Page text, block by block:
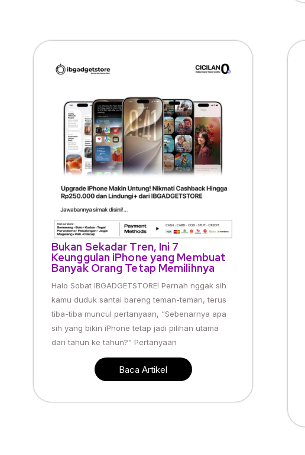
Bukan Sekadar Tren, Ini 7
Keunggulan iPhone yang Membuat
Banyak Orang Tetap Memilihnya
Halo Sobat IBGADGETSTORE! Pernah nggak sih
kamu duduk santai bareng teman-teman, terus
tiba-tiba muncul pertanyaan, “Sebenarnya apa
sih yang bikin iPhone tetap jadi pilihan utama
dari tahun ke tahun?” Pertanyaan
Baca Artikel